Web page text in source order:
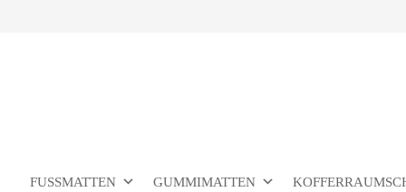
FUSSMATTEN GUMMIMATTEN